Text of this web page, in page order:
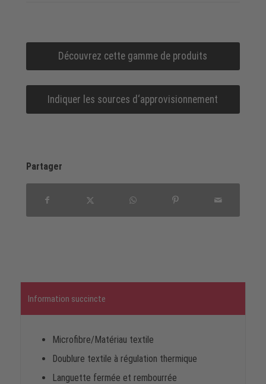
Découvrez cette gamme de produits
Indiquer les sources d‘approvisionnement
Partager
Information succincte
Microfibre/Matériau textile
Doublure textile à régulation thermique
Languette fermée et rembourrée